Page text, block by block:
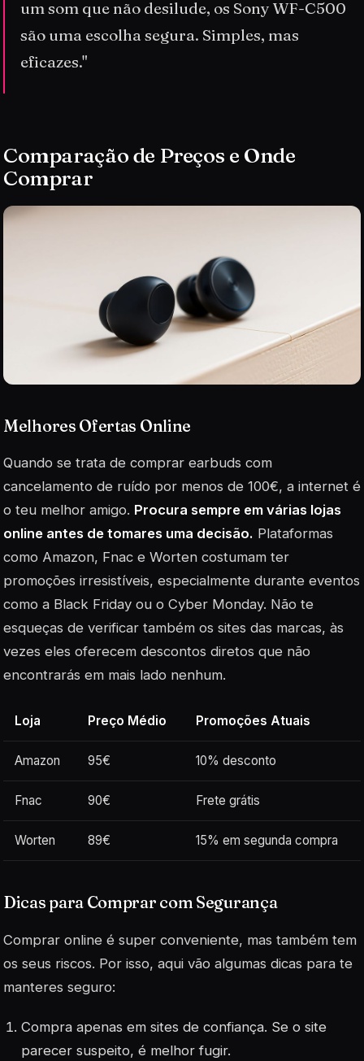
um som que não desilude, os Sony WF-C500
são uma escolha segura. Simples, mas
eficazes."
Comparação de Preços e Onde
Comprar
Melhores Ofertas Online
Quando se trata de comprar earbuds com
cancelamento de ruído por menos de 100€, a internet é
o teu melhor amigo. Procura sempre em várias lojas
online antes de tomares uma decisão. Plataformas
como Amazon, Fnac e Worten costumam ter
promoções irresistíveis, especialmente durante eventos
como a Black Friday ou o Cyber Monday. Não te
esqueças de verificar também os sites das marcas, às
vezes eles oferecem descontos diretos que não
encontrarás em mais lado nenhum.
Loja Preço Médio Promoções Atuais
Amazon 95€ 10% desconto
Fnac 90€ Frete grátis
Worten 89€ 15% em segunda compra
Dicas para Comprar com Segurança
Comprar online é super conveniente, mas também tem
os seus riscos. Por isso, aqui vão algumas dicas para te
manteres seguro:
Compra apenas em sites de confiança. Se o site
parecer suspeito, é melhor fugir.